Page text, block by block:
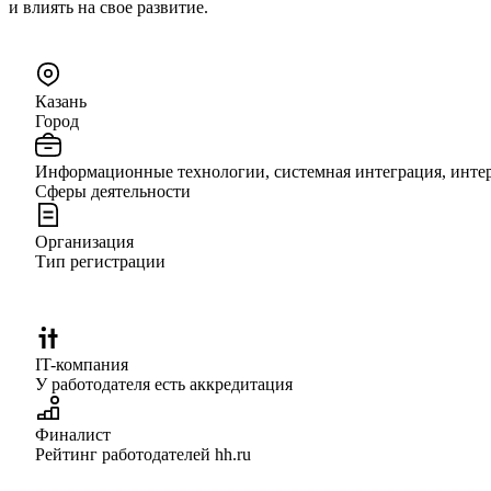
и влиять на свое развитие.
Казань
Город
Информационные технологии, системная интеграция,
Сферы деятельности
Организация
Тип регистрации
IT-компания
У работодателя есть аккредитация
Финалист
Рейтинг работодателей hh.ru